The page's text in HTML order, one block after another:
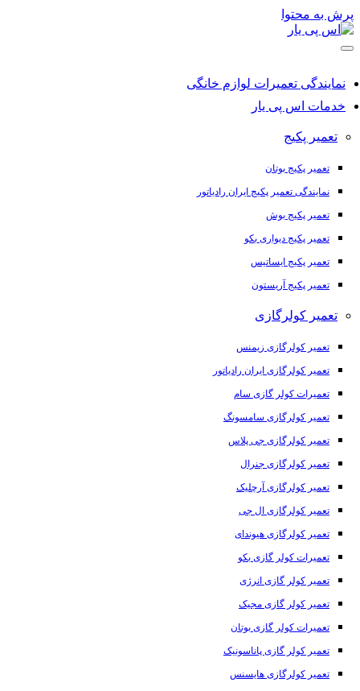
پرش به محتوا
نمایندگی تعمیرات لوازم خانگی
خدمات اس پی یار
تعمیر پکیج
تعمیر پکیج بوتان
نمایندگی تعمیر پکیج ایران رادیاتور
تعمیر پکیج بوش
تعمیر پکیج دیواری بکو
تعمیر پکیج ایساتیس
تعمیر پکیج آریستون
تعمیر کولرگازی
تعمیر کولرگازی زیمنس
تعمیر کولرگازی ایران رادیاتور
تعمیرات کولر گازی سام
تعمیر کولرگازی سامسونگ
تعمیر کولرگازی جی پلاس
تعمیر کولرگازی جنرال
تعمیر کولرگازی آرچلیک
تعمیر کولرگازی ال جی
تعمیر کولرگازی هیوندای
تعمیرات کولر گازی بکو
تعمیر کولر گازی انرژی
تعمیر کولر گازی مجیک
تعمیرات کولر گازی بوتان
تعمیر کولر گازی پاناسونیک
تعمیر کولرگازی هایسنس